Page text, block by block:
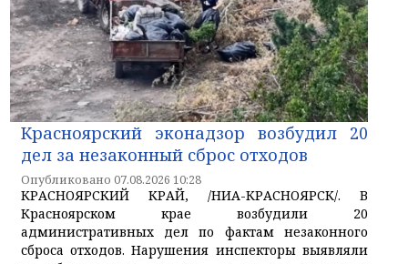
Красноярский эконадзор возбудил 20
дел за незаконный сброс отходов
Опубликовано 07.08.2026 10:28
КРАСНОЯРСКИЙ КРАЙ, /НИА-КРАСНОЯРСК/. В
Красноярском крае возбудили 20
административных дел по фактам незаконного
сброса отходов. Нарушения инспекторы выявляли